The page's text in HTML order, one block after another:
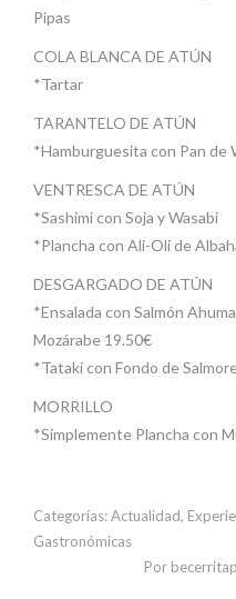
Pipas
COLA BLANCA DE ATÚN
*Tartar
TARANTELO DE ATÚN
*Hamburguesita con Pan de
VENTRESCA DE ATÚN
*Sashimi con Soja y Wasabi
*Plancha con Ali-Oli de
DESGARGADO DE ATÚN
*Ensalada con Salmón
Mozárabe 19.50€
*Tataki con Fondo de
MORRILLO
*Simplemente Plancha con
Categorías:Actualidad,
Gastronómicas
Por